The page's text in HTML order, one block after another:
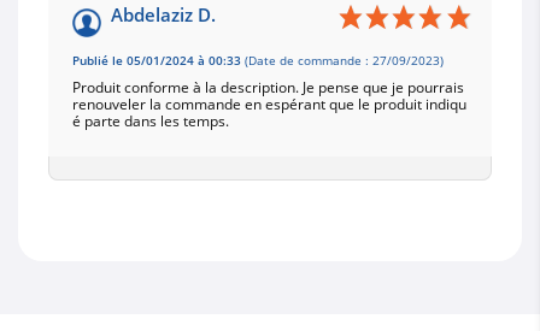
Abdelaziz D.
Publié le 05/01/2024 à 00:33 (Date de commande : 27/09/2023)
Produit conforme à la description. Je pense que je pourrais
renouveler la commande en espérant que le produit indiqu
é parte dans les temps.